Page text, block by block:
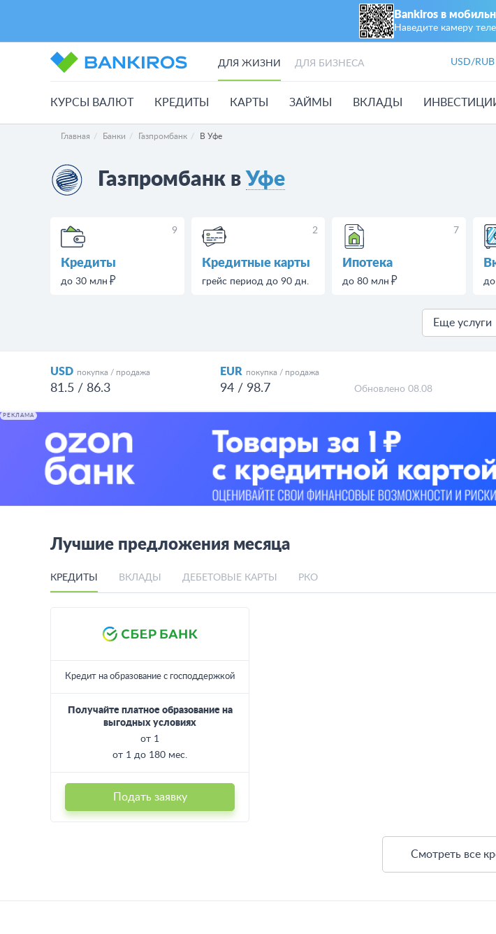
Bankiros в
Наведите камеру
ДЛЯ ЖИЗНИ ДЛЯ БИЗНЕСА USD/RUB
КУРСЫ ВАЛЮТ КРЕДИТЫ КАРТЫ ЗАЙМЫ ВКЛАДЫ
Главная Банки Газпромбанк В Уфе
Газпромбанк в Уфе
9
Кредиты
до 30 млн
2
Кредитные карты
грейс период до 90 дн.
7
Ипотека
до 80 млн до
Еще услуги
USD покупка / продажа
81.5 / 86.3
EUR покупка / продажа
94 / 98.7 Обновлено 08.08
РЕКЛАМА
Лучшие предложения месяца
КРЕДИТЫ ВКЛАДЫ ДЕБЕТОВЫЕ КАРТЫ РКО
Кредит на образование с господдержкой
Получайте платное образование на
выгодных условиях
от 1
от 1 до 180 мес.
Подать заявку
Смотреть все